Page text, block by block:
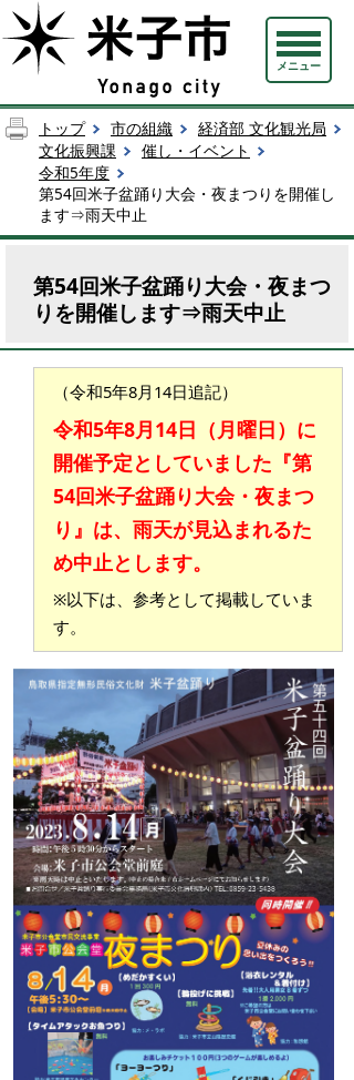
メニュー
トップ 市の組織
経済部 文化観光局
文化振興課
催し・イベント
令和5年度
第54回米子盆踊り大会・夜まつりを開催し
ます⇒雨天中止
第54回米子盆踊り大会・夜まつ
りを開催します⇒雨天中止
（令和5年8月14日追記）
令和5年8月14日（月曜日）に
開催予定としていました『第
54回米子盆踊り大会・夜まつ
り』は、雨天が見込まれるた
め中止とします。
※以下は、参考として掲載していま
す。